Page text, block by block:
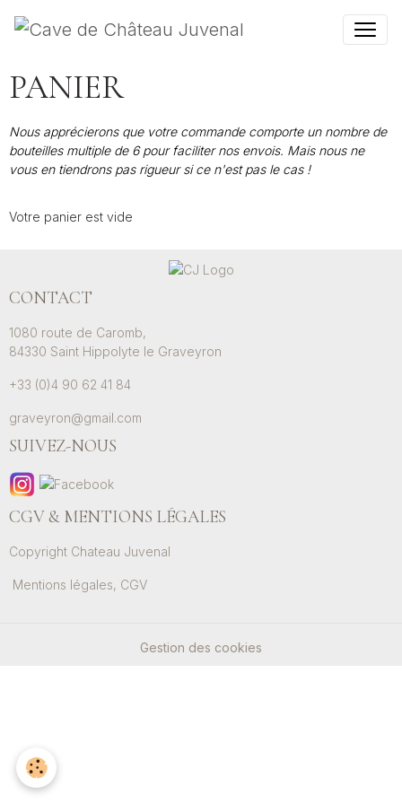
PANIER
Nous apprécierons que votre commande comporte un nombre de
bouteilles multiple de 6 pour faciliter nos envois. Mais nous ne
vous en tiendrons pas rigueur si ce n'est pas le cas !
Votre panier est vide
CONTACT
1080 route de Caromb,
84330 Saint Hippolyte le Graveyron
+33 (0)4 90 62 41 84
graveyron@gmail.com
SUIVEZ-NOUS
CGV & MENTIONS LÉGALES
Copyright Chateau Juvenal
Mentions légales, CGV
Gestion des cookies